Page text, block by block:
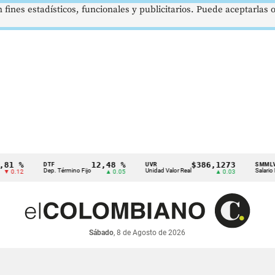
Dep. Término Fijo
12,48 %
▲ 0.05 Unidad Valor Real
$386,1273
▲ 0.03
SMMLV
Salario
Sábado, 8 de Agosto de 2026
estadísticos, funcionales y publicitarios. Puede aceptarlas